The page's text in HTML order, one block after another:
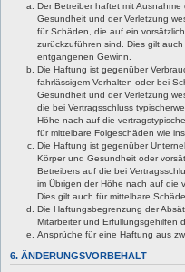
Der Betreiber haftet mit
Gesundheit und der Verletzung
für Schäden, die auf ein
zurückzuführen sind. Dies gilt
entgangenen Gewinn.
Die Haftung ist gegenüber
fahrlässigem Verhalten oder bei
Gesundheit und der Verletzung
die bei Vertragsschluss
Höhe nach auf die
für mittelbare Folgeschäden wie
Die Haftung ist gegenüber
Körper und Gesundheit oder
Betreibers auf die bei
im Übrigen der Höhe nach auf die
Dies gilt auch für mittelbare
Die Haftungsbegrenzung der
Mitarbeiter und Erfüllungsgehilfen
Ansprüche für eine Haftung aus
6. ÄNDERUNGSVORBEHALT